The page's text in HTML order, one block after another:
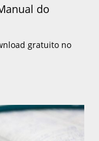
do
gratuito no